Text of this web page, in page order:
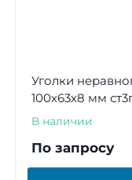
Уголки
100х63х8 мм
В наличии
По запросу